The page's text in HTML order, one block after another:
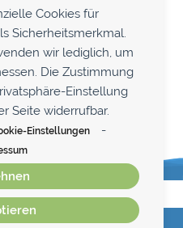
Cookies für
Sicherheitsmerkmal.
wir lediglich, um
Die Zustimmung
Einstellung
Seite widerrufbar.
Einstellungen -
Facebook
Instagram
DATENSCHUTZ GMBH